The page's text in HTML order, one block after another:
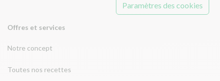
Offres et services
Notre concept
Toutes nos recettes
Paramètres des cookies